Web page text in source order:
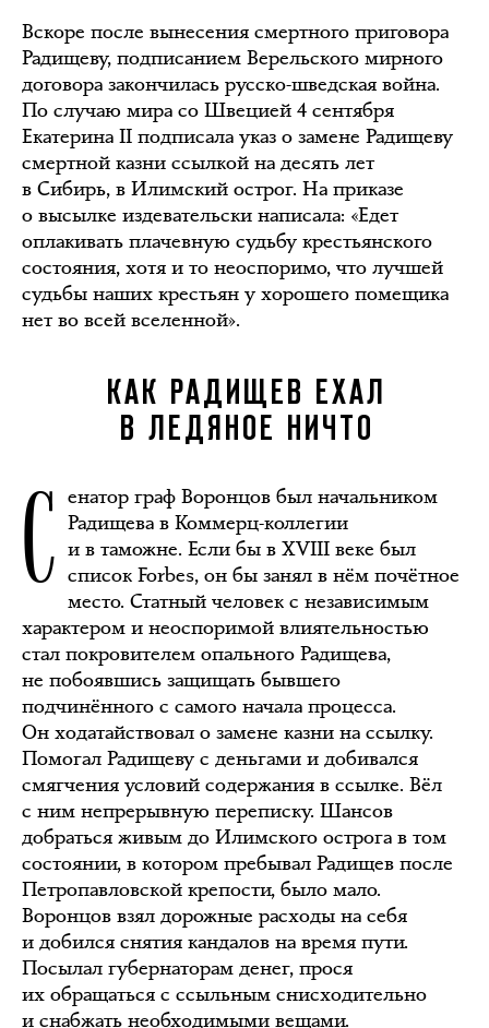
Вскоре после вынесения смертного приговора
Радищеву, подписанием Верельского мирного
договора закончилась русско-шведская война.
По случаю мира со Швецией 4 сентября
Екатерина II подписала указ о замене Радищеву
смертной казни ссылкой на десять лет
в Сибирь, в Илимский острог. На приказе
о высылке издевательски написала: «Едет
оплакивать плачевную судьбу крестьянского
состояния, хотя и то неоспоримо, что лучшей
судьбы наших крестьян у хорошего помещика
нет во всей вселенной».
КАК РАДИЩЕВ ЕХАЛ
В ЛЕДЯНОЕ НИЧТО
С енатор граф Воронцов был начальником
Радищева в Коммерц-коллегии
и в таможне. Если бы в XVIII веке был
список Forbes, он бы занял в нём почётное
место. Статный человек с независимым
характером и неоспоримой влиятельностью
стал покровителем опального Радищева,
не побоявшись защищать бывшего
подчинённого с самого начала процесса.
Он ходатайствовал о замене казни на ссылку.
Помогал Радищеву с деньгами и добивался
смягчения условий содержания в ссылке. Вёл
с ним непрерывную переписку. Шансов
добраться живым до Илимского острога в том
состоянии, в котором пребывал Радищев после
Петропавловской крепости, было мало.
Воронцов взял дорожные расходы на себя
и добился снятия кандалов на время пути.
Посылал губернаторам денег, прося
их обращаться с ссыльным снисходительно
и снабжать необходимыми вещами.